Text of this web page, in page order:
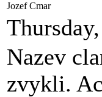
Jozef Cmar
Nazev
zvykli.